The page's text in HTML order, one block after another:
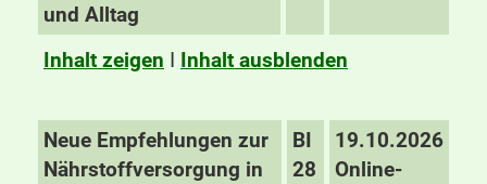
und Alltag
Inhalt zeigen I Inhalt ausblenden
Neue Empfehlungen zur
Nährstoffversorgung in
BI
28
19.10.2026
Online-